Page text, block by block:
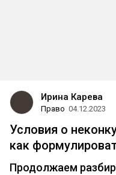
Ирина Карева
Право 04.12.2023
Условия о
как
Продолжаем